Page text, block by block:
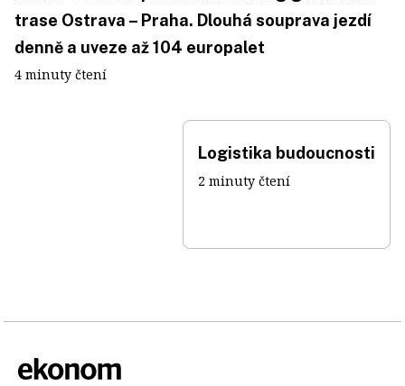
trase Ostrava – Praha. Dlouhá souprava jezdí
denně a uveze až 104 europalet
4 minuty čtení
Logistika budoucnosti
2 minuty čtení